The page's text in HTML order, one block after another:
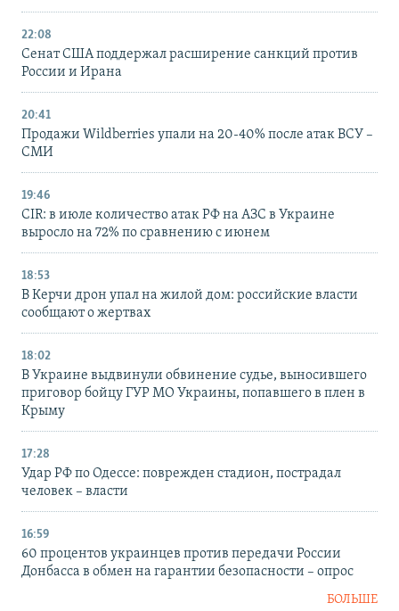
22:08
Сенат США поддержал расширение санкций против
России и Ирана
20:41
Продажи Wildberries упали на 20-40% после атак ВСУ –
СМИ
19:46
CIR: в июле количество атак РФ на АЗС в Украине
выросло на 72% по сравнению с июнем
18:53
В Керчи дрон упал на жилой дом: российские власти
сообщают о жертвах
18:02
В Украине выдвинули обвинение судье, выносившего
приговор бойцу ГУР МО Украины, попавшего в плен в
Крыму
17:28
Удар РФ по Одессе: поврежден стадион, пострадал
человек – власти
16:59
60 процентов украинцев против передачи России
Донбасса в обмен на гарантии безопасности – опрос
БОЛЬШЕ